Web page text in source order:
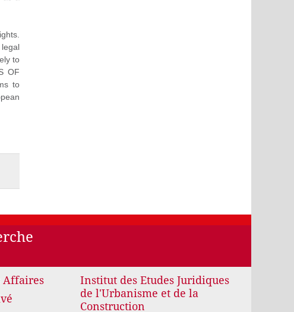
to
OF
to
Affaires
Institut des Etudes Juridiques
de l'Urbanisme et de la
Construction